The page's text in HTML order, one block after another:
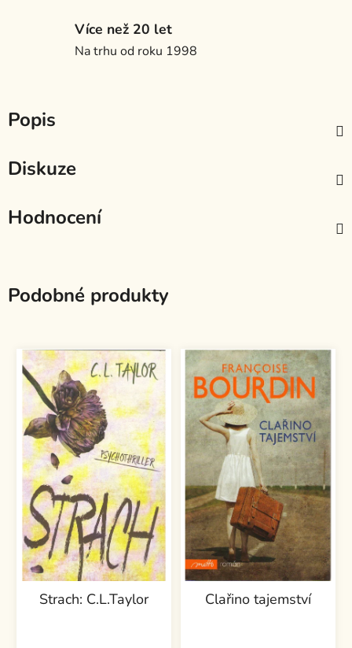
Více než 20 let
Na trhu od roku 1998
Popis
Diskuze
Hodnocení
Podobné produkty
Strach: C.L.Taylor Clařino tajemství